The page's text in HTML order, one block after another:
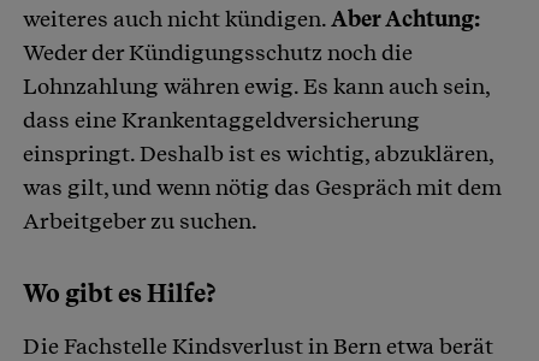
weiteres auch nicht kündigen.Aber Achtung:
Weder der Kündigungsschutz noch die
Lohnzahlung währen ewig. Es kann auch sein,
dass eine Krankentaggeldversicherung
einspringt. Deshalb ist es wichtig, abzuklären,
was gilt, und wenn nötig das Gespräch mit dem
Arbeitgeber zu suchen.
Wo gibt es Hilfe?
Die Fachstelle Kindsverlust in Bern etwa berät